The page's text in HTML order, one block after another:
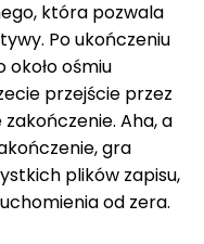
która pozwala
Po ukończeniu
ośmiu
przejście przez
Aha, a
gra
plików zapisu,
od zera.